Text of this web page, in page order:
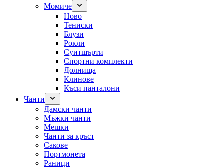
Момиче
Ново
Тениски
Блузи
Рокли
Суитшърти
Спортни комплекти
Долнища
Клинове
Къси панталони
Чанти
Дамски чанти
Мъжки чанти
Мешки
Чанти за кръст
Сакове
Портмонета
Раници